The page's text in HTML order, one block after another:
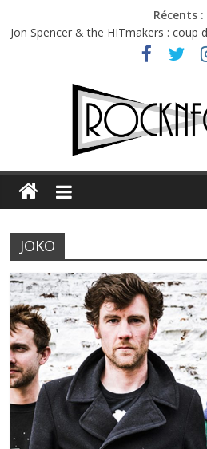
Récents :
Jon Spencer & the HITmakers : coup
Hellfest 2026 vendredi : température
Hellfest 2026 jeudi : impossible de
Première édition du Midgard Festival
Charlie Puth à l’Olympia : la leçon de
JOKO